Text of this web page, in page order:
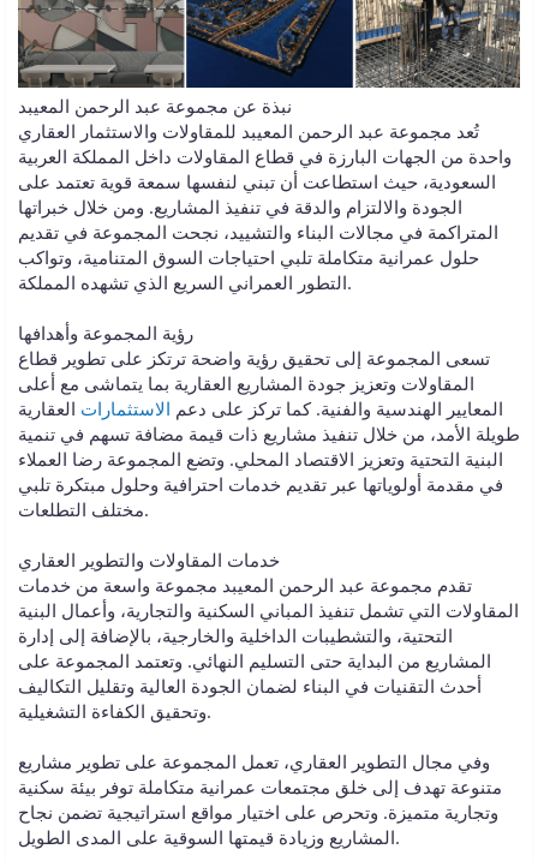
نبذة عن مجموعة عبد الرحمن المعيبد
تُعد مجموعة عبد الرحمن المعيبد للمقاولات والاستثمار العقاري
واحدة من الجهات البارزة في قطاع المقاولات داخل المملكة العربية
السعودية، حيث استطاعت أن تبني لنفسها سمعة قوية تعتمد على
الجودة والالتزام والدقة في تنفيذ المشاريع. ومن خلال خبراتها
المتراكمة في مجالات البناء والتشييد، نجحت المجموعة في تقديم
حلول عمرانية متكاملة تلبي احتياجات السوق المتنامية، وتواكب
التطور العمراني السريع الذي تشهده المملكة.
رؤية المجموعة وأهدافها
تسعى المجموعة إلى تحقيق رؤية واضحة ترتكز على تطوير قطاع
المقاولات وتعزيز جودة المشاريع العقارية بما يتماشى مع أعلى
المعايير الهندسية والفنية. كما تركز على دعم الاستثمارات العقارية
طويلة الأمد، من خلال تنفيذ مشاريع ذات قيمة مضافة تسهم في تنمية
البنية التحتية وتعزيز الاقتصاد المحلي. وتضع المجموعة رضا العملاء
في مقدمة أولوياتها عبر تقديم خدمات احترافية وحلول مبتكرة تلبي
مختلف التطلعات.
خدمات المقاولات والتطوير العقاري
تقدم مجموعة عبد الرحمن المعيبد مجموعة واسعة من خدمات
المقاولات التي تشمل تنفيذ المباني السكنية والتجارية، وأعمال البنية
التحتية، والتشطيبات الداخلية والخارجية، بالإضافة إلى إدارة
المشاريع من البداية حتى التسليم النهائي. وتعتمد المجموعة على
أحدث التقنيات في البناء لضمان الجودة العالية وتقليل التكاليف
وتحقيق الكفاءة التشغيلية.
وفي مجال التطوير العقاري، تعمل المجموعة على تطوير مشاريع
متنوعة تهدف إلى خلق مجتمعات عمرانية متكاملة توفر بيئة سكنية
وتجارية متميزة. وتحرص على اختيار مواقع استراتيجية تضمن نجاح
المشاريع وزيادة قيمتها السوقية على المدى الطويل.